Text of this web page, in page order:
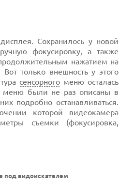
Сохранилось у новой
фокусировку, а также
нажатием на
только внешность у этого
сенсорного меню осталась
были не раз описаны в
подробно останавливаться.
которой видеокамера
съемки (фокусировка,
под видоискателем